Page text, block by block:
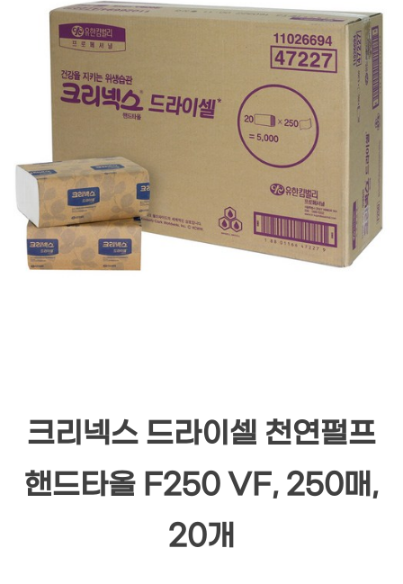
크리넥스 드라이셀 천연펄프
핸드타올 F250 VF, 250매,
20개